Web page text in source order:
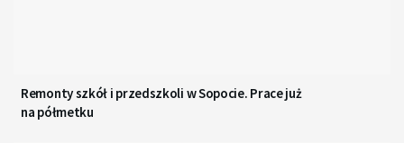
Remonty szkół i przedszkoli w Sopocie. Prace już
na półmetku